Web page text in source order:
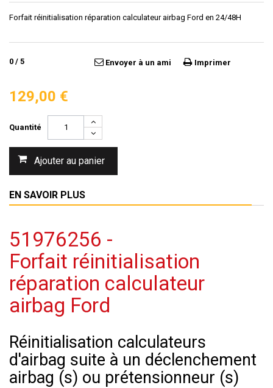
Forfait réinitialisation réparation calculateur airbag Ford en 24/48H
0 / 5 Envoyer à un ami Imprimer
129,00 €
Quantité
Ajouter au panier
EN SAVOIR PLUS
51976256 -
Forfait réinitialisation
réparation calculateur
airbag Ford
Réinitialisation calculateurs
d'airbag suite à un déclenchement
airbag (s) ou prétensionneur (s)